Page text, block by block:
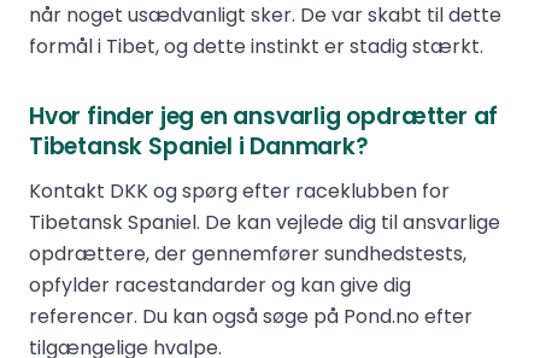
når noget usædvanligt sker. De var skabt til dette
formål i Tibet, og dette instinkt er stadig stærkt.
Hvor finder jeg en ansvarlig opdrætter af
Tibetansk Spaniel i Danmark?
Kontakt DKK og spørg efter raceklubben for
Tibetansk Spaniel. De kan vejlede dig til ansvarlige
opdrættere, der gennemfører sundhedstests,
opfylder racestandarder og kan give dig
referencer. Du kan også søge på Pond.no efter
tilgængelige hvalpe.